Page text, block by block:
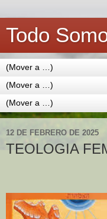
Todo
12 DE FEBRERO DE 2025
TEOLOGIA